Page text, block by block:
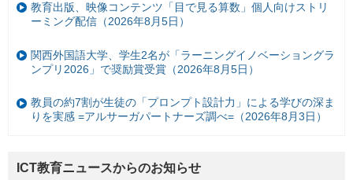
教育出版、映像コンテンツ「目で見る算数」個人向けストリ
ーミング配信（2026年8月5日）
関西外国語大学、学生2名が「ラーニングイノベーショングラ
ンプリ2026」で奨励賞受賞（2026年8月5日）
教員の約7割が生徒の「プロンプト設計力」による学びの深ま
りを実感 =アルサーガパートナーズ調べ=（2026年8月3日）
ICT教育ニュースからのお知らせ